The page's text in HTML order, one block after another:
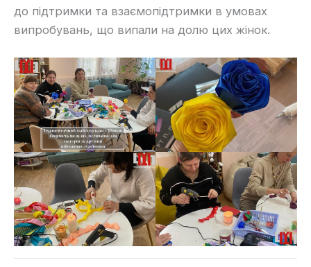
до підтримки та взаємопідтримки в умовах
випробувань, що випали на долю цих жінок.